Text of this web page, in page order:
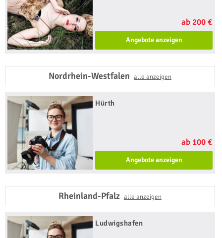
ab 200 €
Angebote anzeigen
Nordrhein-Westfalen alle anzeigen
Hürth
ab 100 €
Angebote anzeigen
Rheinland-Pfalz alle anzeigen
Ludwigshafen